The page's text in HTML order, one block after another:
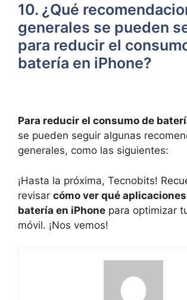
10. ¿Qué
generales se pueden
para reducir el
batería en iPhone?
Para reducir el consumo de
se⁤ pueden‌ seguir ​algunas
generales, como las siguientes:
¡Hasta la próxima, Tecnobits!
revisar cómo ver qué‌
batería en iPhone para optimizar
móvil. ¡Nos vemos!